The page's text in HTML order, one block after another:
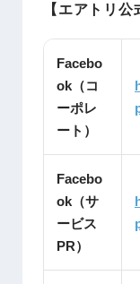
【エアトリ公
Facebo
ok（コ
ーポレ
ート）
Facebo
ok（サ
ービス
PR）